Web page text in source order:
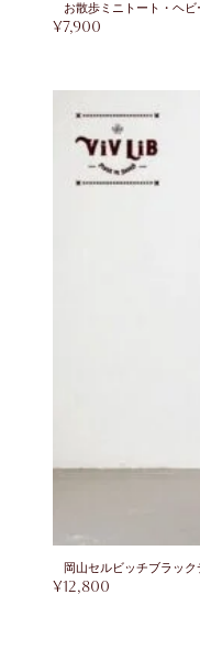
お散歩ミニトート・ヘ
¥7,900
岡山セルビッチブラッ
¥12,800